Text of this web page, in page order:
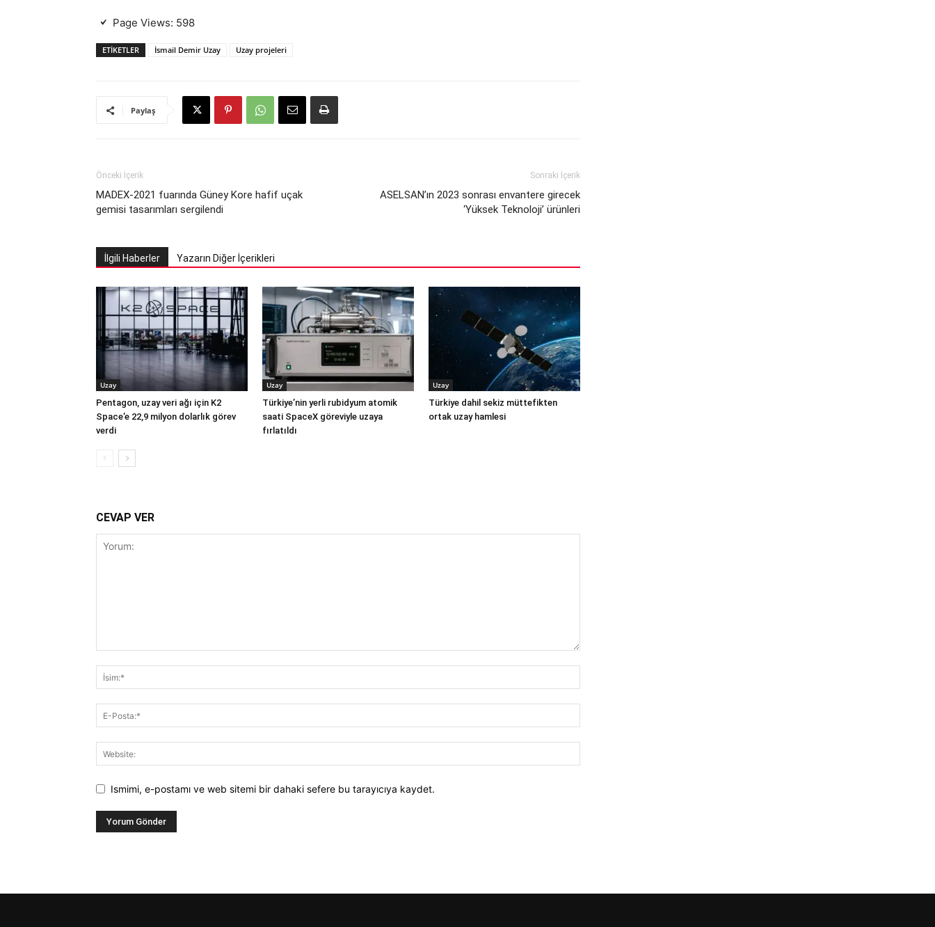
Page Views: 598
ETIKETLER İsmail Demir Uzay Uzay projeleri
Paylaş
Önceki İçerik
MADEX-2021 fuarında Güney Kore hafif uçak
gemisi tasarımları sergilendi
Sonraki İçerik
ASELSAN’ın 2023 sonrası envantere girecek
‘Yüksek Teknoloji’ ürünleri
İlgili Haberler Yazarın Diğer İçerikleri
Uzay
Pentagon, uzay veri ağı için K2
Space’e 22,9 milyon dolarlık görev
verdi
Uzay
Türkiye’nin yerli rubidyum atomik
saati SpaceX göreviyle uzaya
fırlatıldı
Uzay
Türkiye dahil sekiz müttefikten
ortak uzay hamlesi
CEVAP VER
Ismimi, e-postamı ve web sitemi bir dahaki sefere bu tarayıcıya kaydet.